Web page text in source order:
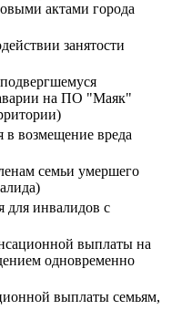
актами города
занятости
на ПО "Маяк"
в возмещение вреда
семьи умершего
инвалидов с
выплаты на
одновременно
выплаты семьям,